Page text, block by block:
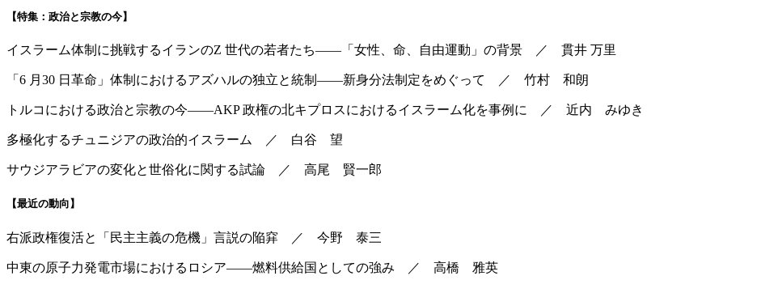
【特集： 政治と宗教の今】
イスラーム体制に挑戦するイランのZ 世代の若者たち――「女性、命、自由運動」の背景 ／ 貫井 万里
「6 月30 日革命」体制におけるアズハルの独立と統制――新身分法制定をめぐって ／ 竹村 和朗
トルコにおける政治と宗教の今――AKP 政権の北キプロスにおけるイスラーム化を事例に ／ 近内 みゆき
多極化するチュニジアの政治的イスラーム ／ 白谷 望
サウジアラビアの変化と世俗化に関する試論 ／ 高尾 賢一郎
【最近の動向】
右派政権復活と「民主主義の危機」言説の陥穽 ／ 今野 泰三
中東の原子力発電市場におけるロシア――燃料供給国としての強み ／ 高橋 雅英